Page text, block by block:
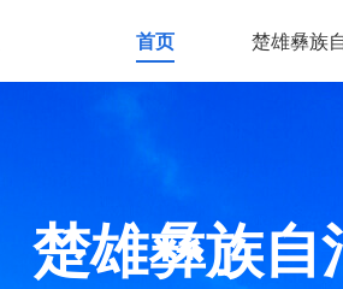
首页 楚雄彝族
楚雄彝族自